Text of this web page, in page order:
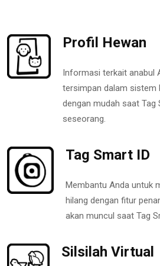
Profil Hewan
Informasi terkait anabul
tersimpan dalam sistem
dengan mudah saat Tag
seseorang.
Tag Smart ID
Membantu Anda untuk
hilang dengan fitur
akan muncul saat Tag
Silsilah Virtual